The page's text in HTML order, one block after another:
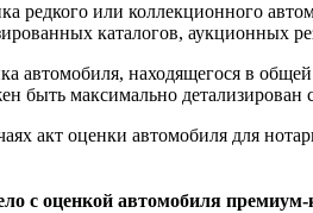
редкого или коллекционного
каталогов, аукционных
автомобиля, находящегося в
быть максимально
акт оценки автомобиля для
с оценкой автомобиля премиум-